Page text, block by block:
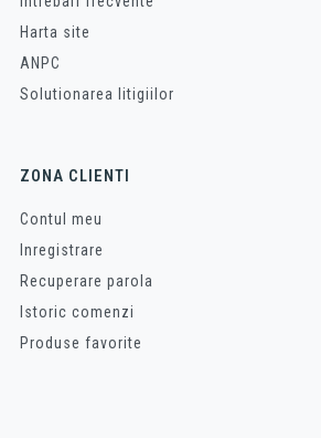
Harta site
ANPC
Solutionarea litigiilor
ZONA CLIENTI
Contul meu
Inregistrare
Recuperare parola
Istoric comenzi
Produse favorite